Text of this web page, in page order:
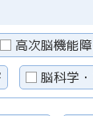
高次脳機能
脳科学